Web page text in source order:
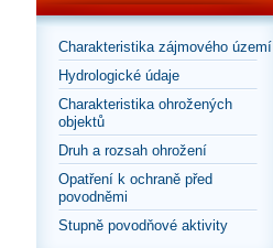
Charakteristika zájmového území
Hydrologické údaje
Charakteristika ohrožených
objektů
Druh a rozsah ohrožení
Opatření k ochraně před
povodněmi
Stupně povodňové aktivity